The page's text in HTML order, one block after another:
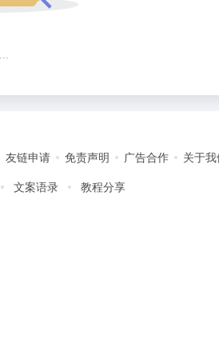
友链申请 免责声明 广告合作 关于我
文案语录 教程分享